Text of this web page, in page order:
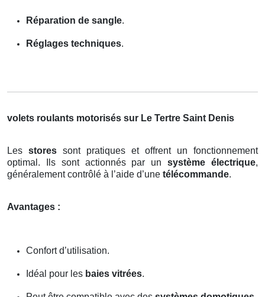
Réparation de sangle.
Réglages techniques.
volets roulants motorisés sur Le Tertre Saint Denis
Les stores sont pratiques et offrent un fonctionnement
optimal. Ils sont actionnés par unsystème électrique,
généralement contrôlé à l’aide d’une télécommande.
Avantages :
Confort d’utilisation.
Idéal pour les baies vitrées.